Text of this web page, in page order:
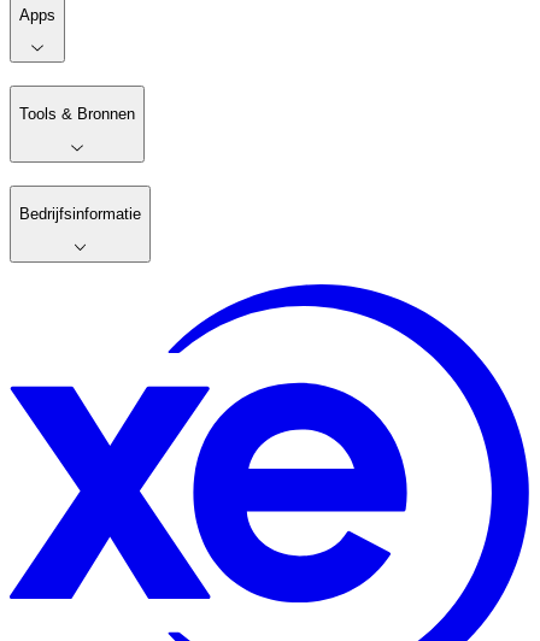
Apps
Tools & Bronnen
Bedrijfsinformatie